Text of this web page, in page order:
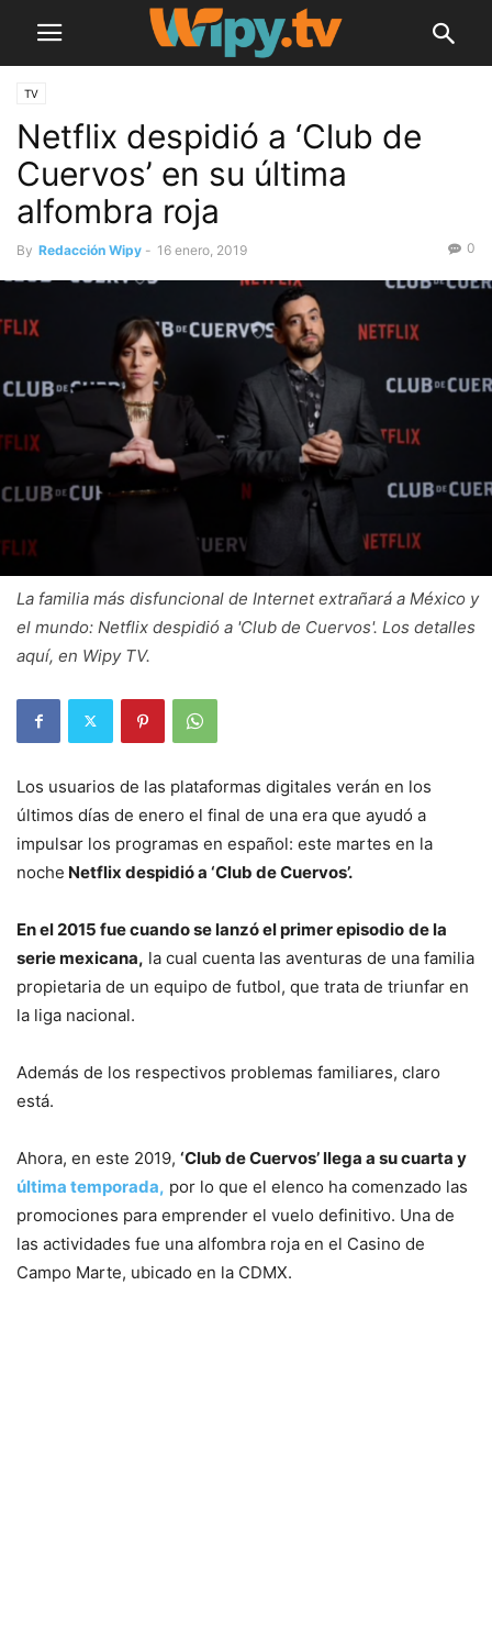
TV
Netflix despidió a ‘Club de
Cuervos’ en su última
alfombra roja
By Redacción Wipy - 16 enero, 2019 0
La familia más disfuncional de Internet extrañará a México y
el mundo: Netflix despidió a 'Club de Cuervos'. Los detalles
aquí, en Wipy TV.
Los usuarios de las plataformas digitales verán en los
últimos días de enero el final de una era que ayudó a
impulsar los programas en español: este martes en la
noche Netflix despidió a ‘Club de Cuervos’.
En el 2015 fue cuando se lanzó el primer episodio de la
serie mexicana, la cual cuenta las aventuras de una familia
propietaria de un equipo de futbol, que trata de triunfar en
la liga nacional.
Además de los respectivos problemas familiares, claro
está.
Ahora, en este 2019, ‘Club de Cuervos’ llega a su cuarta y
última temporada, por lo que el elenco ha comenzado las
promociones para emprender el vuelo definitivo. Una de
las actividades fue una alfombra roja en el Casino de
Campo Marte, ubicado en la CDMX.